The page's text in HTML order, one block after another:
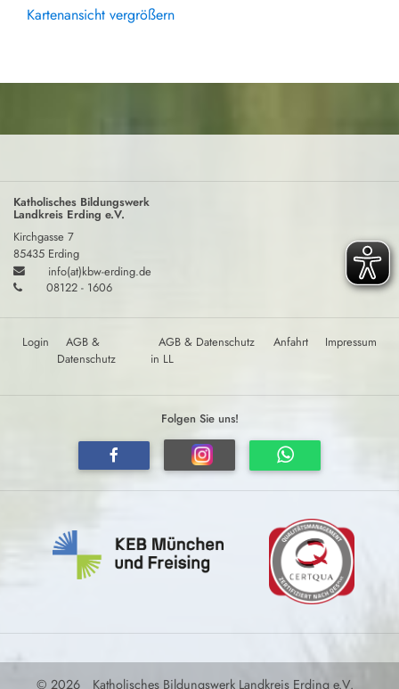
Kartenansicht vergrößern
Katholisches Bildungswerk
Landkreis Erding e.V.
Kirchgasse 7
85435 Erding
info(at)kbw-erding.de
08122 - 1606
Login
AGB &
Datenschutz
AGB & Datenschutz
in LL
Anfahrt Impressum
Folgen Sie uns!
© 2026 Katholisches Bildungswerk Landkreis Erding e.V.